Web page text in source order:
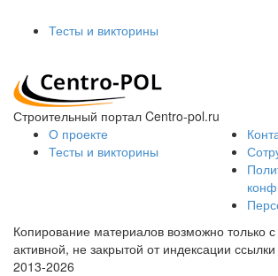
Тесты и викторины
Строительный портал Centro-pol.ru
О проекте
Тесты и викторины
Копирование материалов возможно только
активной, не закрытой от индексации
2013-2026